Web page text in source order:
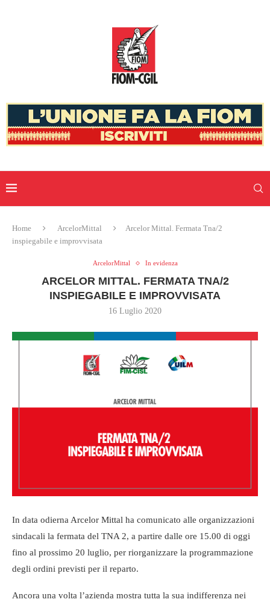
Home ArcelorMittal
Arcelor Mittal. Fermata Tna/2
inspiegabile e improvvisata
ArcelorMittal In evidenza
ARCELOR MITTAL. FERMATA TNA/2
INSPIEGABILE E IMPROVVISATA
16 Luglio 2020
In data odierna Arcelor Mittal ha comunicato alle organizzazioni
sindacali la fermata del TNA 2, a partire dalle ore 15.00 di oggi
fino al prossimo 20 luglio, per riorganizzare la programmazione
degli ordini previsti per il reparto.
Ancora una volta l’azienda mostra tutta la sua indifferenza nei